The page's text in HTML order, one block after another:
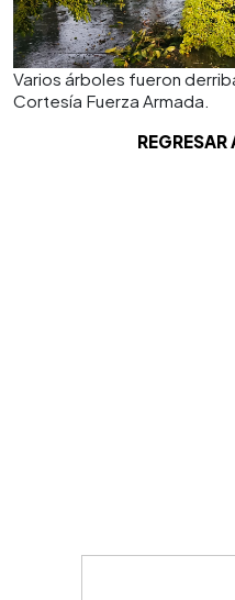
Varios árboles fueron
Cortesía Fuerza Armada.